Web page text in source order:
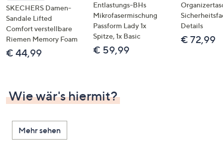
SKECHERS Damen-
Sandale Lifted
Comfort verstellbare
Riemen Memory Foam
€ 44,99
Entlastungs-BHs
Mikrofasermischung
Passform Lady 1x
Spitze, 1x Basic
€ 59,99
Details
€ 72,99
Wie wär's hiermit?
Mehr sehen